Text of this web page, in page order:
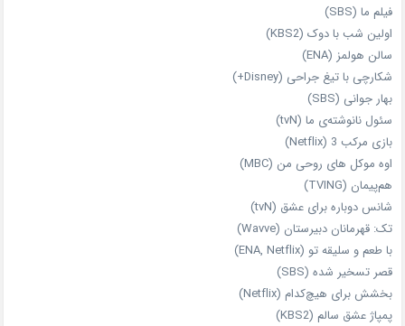
فیلم ما (SBS)
اولین شب با دوک (KBS2)
سالن هولمز (ENA)
شکارچی با تیغ جراحی (Disney+)
بهار جوانی (SBS)
سئول نانوشته‌ی ما (tvN)
بازی مرکب 3 (Netflix)
اوه موکل های روحی من (MBC)
هم‌پیمان (TVING)
شانس دوباره برای عشق (tvN)
تک: قهرمانان دبیرستان (Wavve)
با طعم و سلیقه تو (ENA, Netflix)
قصر تسخیر شده (SBS)
بخشش برای هیچ‌کدام (Netflix)
پمپاژ عشق سالم (KBS2)